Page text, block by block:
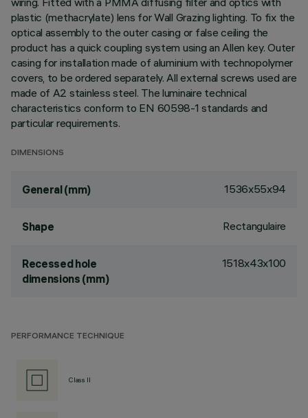
plastic (methacrylate) lens for Wall Grazing lighting. To fix the
optical assembly to the outer casing or false ceiling the
product has a quick coupling system using an Allen key. Outer
casing for installation made of aluminium with technopolymer
covers, to be ordered separately. All external screws used are
made of A2 stainless steel. The luminaire technical
characteristics conform to EN 60598-1 standards and
particular requirements.
DIMENSIONS
General (mm) 1536x55x94
Shape Rectangulaire
Recessed hole
dimensions (mm)
1518x43x100
PERFORMANCE TECHNIQUE
Class II